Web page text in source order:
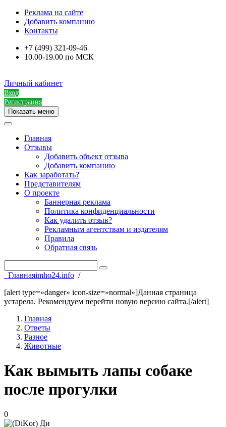
Реклама на сайте
Добавить компанию
Контакты
+7 (499) 321-09-46
10.00-19.00 по МСК
Личный кабинет
Вход
Регистрация
Показать меню
Главная
Отзывы
Добавить объект отзыва
Добавить компанию
Как заработать?
Представителям
О проекте
Баннерная реклама
Политика конфиденциальности
Как удалить отзыв?
Рекламным агентствам и издателям
Правила
Обратная связь
Главнаяimho24.info /
[alert type=»danger» icon-size=»normal»]Данная страница
устарела. Рекомендуем перейти новую версию сайта.[/alert]
Главная
Ответы
Разное
Животные
Как вымыть лапы собаке
после прогулки
0